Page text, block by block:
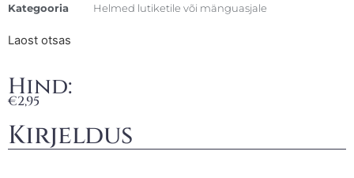
Kategooria
Helmed lutiketile või mänguasjale
Laost otsas
Hind:
€2,95
Kirjeldus